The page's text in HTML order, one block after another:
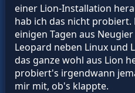
einer Lion-Installation
hab ich das nicht
einigen Tagen aus
Leopard neben Linux und
das ganze wohl aus Lion
probiert's irgendwann
mir mit, ob's klappte.